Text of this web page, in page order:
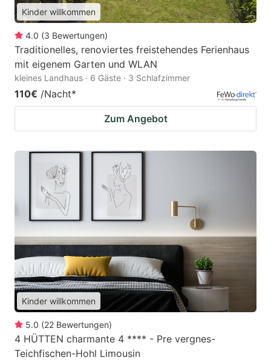
Kinder willkommen
4.0 (3 Bewertungen)
Traditionelles, renoviertes freistehendes Ferienhaus
mit eigenem Garten und WLAN
kleines Landhaus · 6 Gäste · 3 Schlafzimmer
110€ /Nacht*
Zum Angebot
Kinder willkommen
5.0 (22 Bewertungen)
4 HÜTTEN charmante 4 **** - Pre vergnes-
Teichfischen-Hohl Limousin